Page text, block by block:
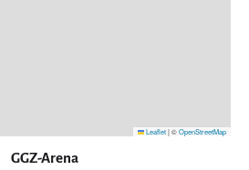
Leaflet|©OpenStreetMap
GGZ-Arena